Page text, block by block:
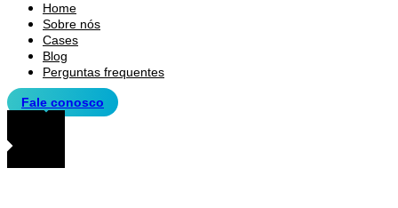
Home
Sobre nós
Cases
Blog
Perguntas frequentes
Fale conosco